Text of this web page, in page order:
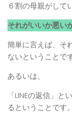
６割の母親がして
それがいいか悪い
簡単に言えば、そ
ないということです
あるいは、
「LINEの返信」
るということです。